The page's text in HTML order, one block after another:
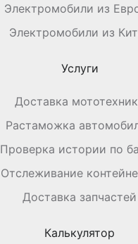
Электромобили из
Электромобили из
Услуги
Доставка
Растаможка
Проверка истории по
Отслеживание
Доставка запчастей
Калькулятор